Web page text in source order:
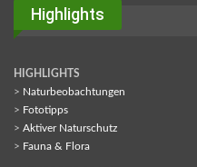
Highlights
HIGHLIGHTS
> Naturbeobachtungen
> Fototipps
> Aktiver Naturschutz
> Fauna & Flora